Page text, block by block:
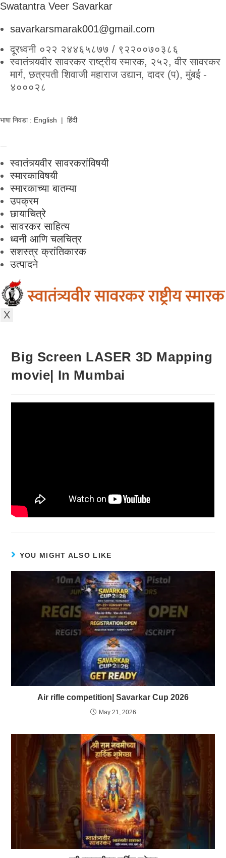
Swatantra Veer Savarkar
savarkarsmarak001@gmail.com
दूरध्वनी ०२२ २४४६५८७७ / ९२२००७०३८६
स्वातंत्र्यवीर सावरकर राष्ट्रीय स्मारक, २५२, वीर सावरकर
मार्ग, छत्रपती शिवाजी महाराज उद्यान, दादर (प), मुंबई -
४०००२८
भाषा निवडा : English | हिंदी
स्वातंत्र्यवीर सावरकरांविषयी
स्मारकाविषयी
स्मारकाच्या बातम्या
उपक्रम
छायाचित्रे
सावरकर साहित्य
ध्वनी आणि चलचित्र
सशस्त्र क्रांतिकारक
उत्पादने
X
Big Screen LASER 3D Mapping
movie| In Mumbai
YOU MIGHT ALSO LIKE
Air rifle competition| Savarkar Cup 2026
May 21, 2026